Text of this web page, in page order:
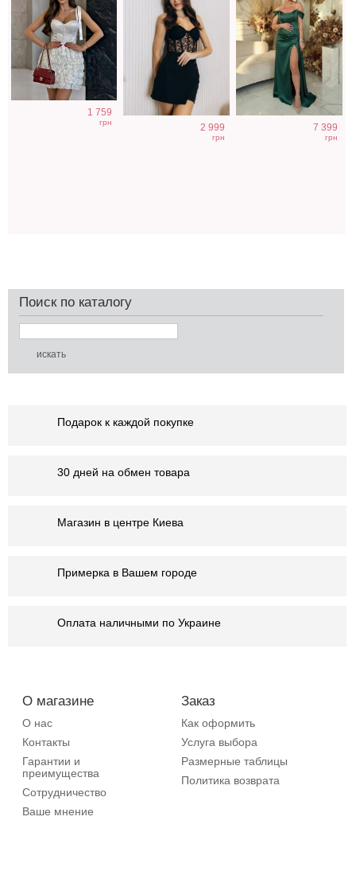
1 759
грн 2 999
грн
7 399
грн
Поиск по каталогу
Подарок к каждой покупке
30 дней на обмен товара
Магазин в центре Киева
Примерка в Вашем городе
Оплата наличными по Украине
О магазине
О нас
Контакты
Гарантии и
преимущества
Сотрудничество
Ваше мнение
Заказ
Как оформить
Услуга выбора
Размерные таблицы
Политика возврата